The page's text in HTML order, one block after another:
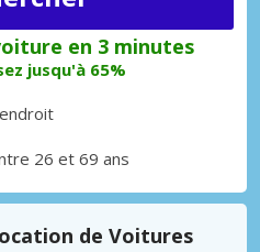
en 3 minutes
jusqu'à 65%
26 et 69 ans
de Voitures